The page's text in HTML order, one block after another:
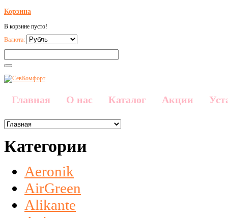
Корзина
В корзине пусто!
Валюта:
Главная О нас Каталог Акции
Категории
Aeronik
AirGreen
Alikante